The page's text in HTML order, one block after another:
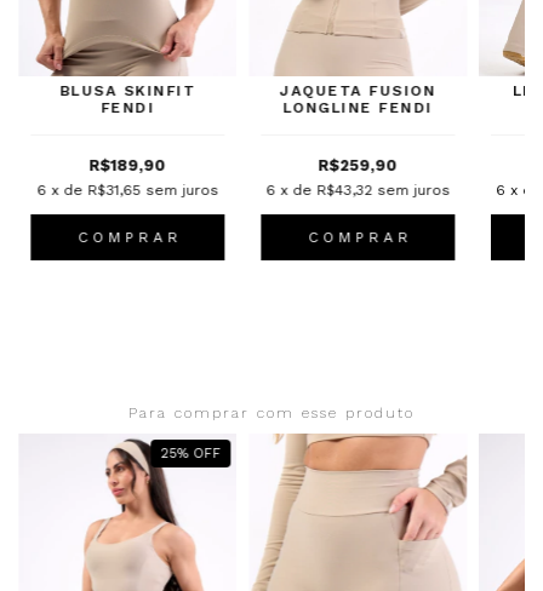
BLUSA SKINFIT
FENDI
R$189,90
6 x de R$31,65 sem juros
C O M P R A R
JAQUETA FUSION
LONGLINE FENDI
R$259,90
6 x de R$43,32 sem juros
C O M P R A R
6 x
Para comprar com esse produto
25% OFF